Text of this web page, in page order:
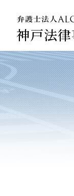
神戸法